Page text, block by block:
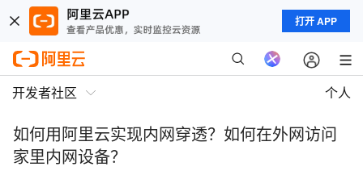
打开 APP
开发者社区 个人
如何用阿里云实现内网穿透？如何在外网访问
家里内网设备？